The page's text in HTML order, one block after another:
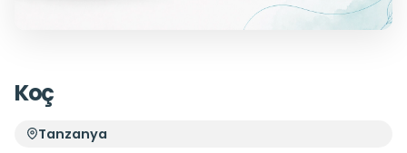
Koç
Tanzanya